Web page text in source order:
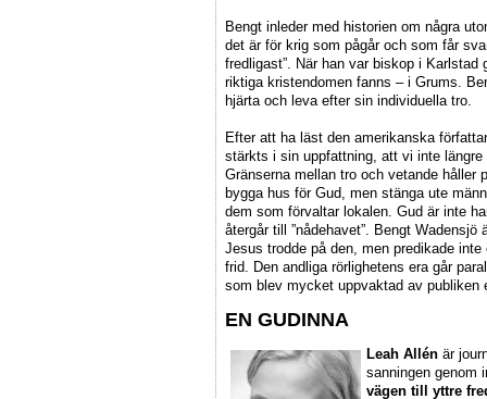
Bengt inleder med historien om några
det är för krig som pågår och som får
fredligast”. När han var biskop i
riktiga kristendomen fanns – i Grums.
hjärta och leva efter sin individuella tro.
Efter att ha läst den amerikanska
stärkts i sin uppfattning, att vi inte
Gränserna mellan tro och vetande
bygga hus för Gud, men stänga ute
dem som förvaltar lokalen. Gud är inte
återgår till ”nådehavet”. Bengt
Jesus trodde på den, men predikade
frid. Den andliga rörlighetens era går
som blev mycket uppvaktad av publiken
EN GUDINNA
Leah Allén är
sanningen genom
vägen till yttre